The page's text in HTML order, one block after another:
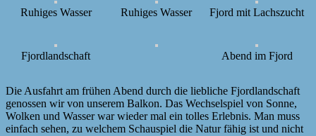
Ruhiges Wasser Ruhiges Wasser Fjord mit Lachszucht
Fjordlandschaft Abend im Fjord
Die Ausfahrt am frühen Abend durch die liebliche Fjordlandschaft
genossen wir von unserem Balkon. Das Wechselspiel von Sonne,
Wolken und Wasser war wieder mal ein tolles Erlebnis. Man muss
einfach sehen, zu welchem Schauspiel die Natur fähig ist und nicht